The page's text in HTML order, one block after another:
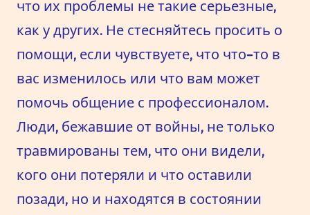
что их проблемы не такие серьезные,
как у других. Не стесняйтесь просить о
помощи, если чувствуете, что что-то в
вас изменилось или что вам может
помочь общение с профессионалом.
Люди, бежавшие от войны, не только
травмированы тем, что они видели,
кого они потеряли и что оставили
позади, но и находятся в состоянии